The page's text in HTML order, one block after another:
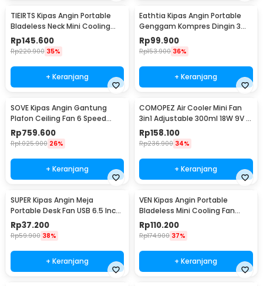
TIEIRTS Kipas Angin Portable
Bladeless Neck Mini Cooling
Fan 5000mAh - H12
Rp145.600
Rp220.900 35%
+ Keranjang
Eathtia Kipas Angin Portable
Genggam Kompres Dingin 3
Speed 2200mAh - WX-622
Rp99.900
Rp153.900 36%
+ Keranjang
SOVE Kipas Angin Gantung
Plafon Ceiling Fan 6 Speed
Reversible 52 Inch - FS2007
Rp759.600
Rp1.025.900 26%
+ Keranjang
COMOPEZ Air Cooler Mini Fan
3in1 Adjustable 300ml 18W 9V -
YY-01
Rp158.100
Rp236.900 34%
+ Keranjang
SUPER Kipas Angin Meja
Portable Desk Fan USB 6.5 Inch
4.5W - A8
Rp37.200
Rp59.900 38%
+ Keranjang
VEN Kipas Angin Portable
Bladeless Mini Cooling Fan
Power Bank 3000mAh - 348
Rp110.200
Rp174.900 37%
+ Keranjang